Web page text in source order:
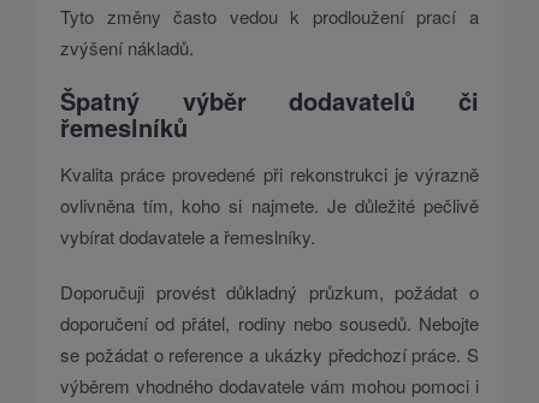
Tyto změny často vedou k prodloužení prací a
zvýšení nákladů.
Špatný výběr dodavatelů či
řemeslníků
Kvalita práce provedené při rekonstrukci je výrazně
ovlivněna tím, koho si najmete. Je důležité pečlivě
vybírat dodavatele a řemeslníky.
Doporučuji provést důkladný průzkum, požádat o
doporučení od přátel, rodiny nebo sousedů. Nebojte
se požádat o reference a ukázky předchozí práce. S
výběrem vhodného dodavatele vám mohou pomoci i